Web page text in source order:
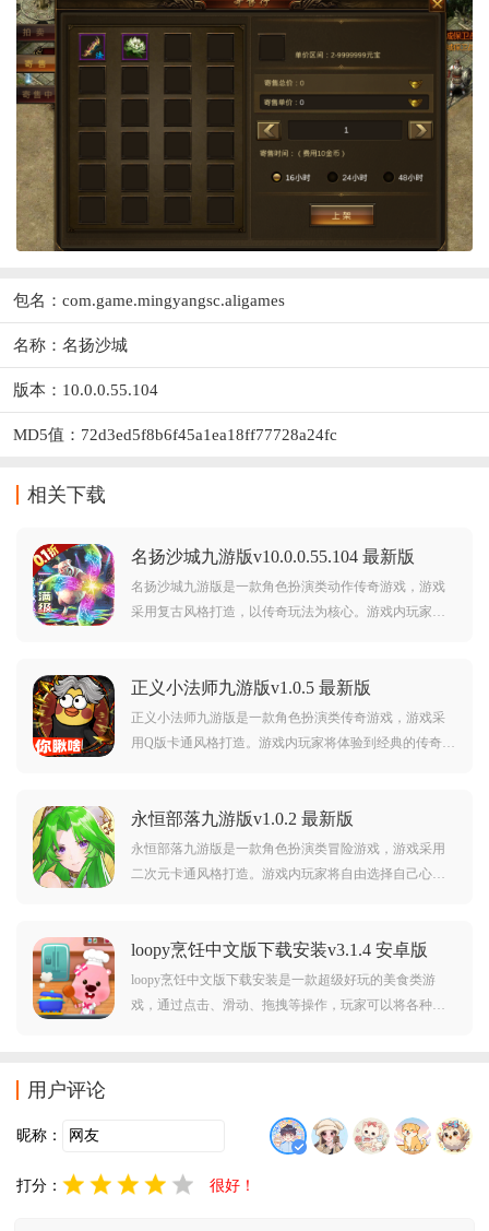
包名：com.game.mingyangsc.aligames
名称：名扬沙城
版本：10.0.0.55.104
MD5值：72d3ed5f8b6f45a1ea18ff77728a24fc
相关下载
名扬沙城九游版v10.0.0.55.104 最新版
名扬沙城九游版是一款角色扮演类动作传奇游戏，游戏
采用复古风格打造，以传奇玩法为核心。游戏内玩家可
款游戏感兴趣的玩家不要错过，赶紧点击下载开始游玩
吧。
正义小法师九游版v1.0.5 最新版
正义小法师九游版是一款角色扮演类传奇游戏，游戏采
用Q版卡通风格打造。游戏内玩家将体验到经典的传奇游
迎大家在本站下载使用。对正义小法师九游版感兴趣的
玩家不要错过，欢迎大家在本站下载游玩。
永恒部落九游版v1.0.2 最新版
永恒部落九游版是一款角色扮演类冒险游戏，游戏采用
二次元卡通风格打造。游戏内玩家将自由选择自己心仪
趣的玩家不要错过，欢迎大家在本站下载游玩。
loopy烹饪中文版下载安装v3.1.4 安卓版
loopy烹饪中文版下载安装是一款超级好玩的美食类游
戏，通过点击、滑动、拖拽等操作，玩家可以将各种食
用户评论
昵称：
打分： 很好！